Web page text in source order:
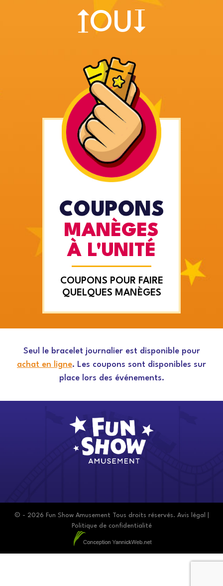
OU
COUPONS
MANÈGES
À L'UNITÉ
COUPONS POUR FAIRE
QUELQUES MANÈGES
Seul le bracelet journalier est disponible pour
achat en ligne. Les coupons sont disponibles sur
place lors des événements.
© - 2026 Fun Show Amusement Tous droits réservés. Avis légal
Politique de confidentialité